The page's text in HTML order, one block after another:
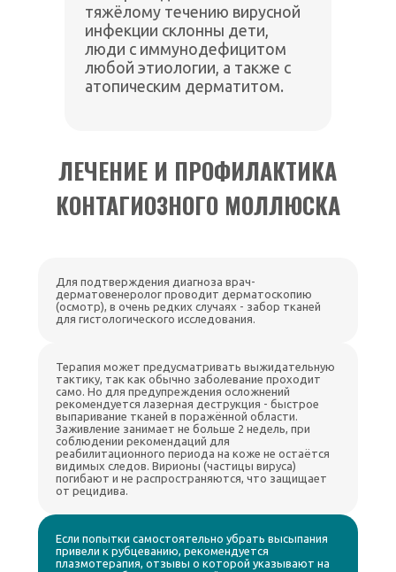
тяжёлому течению вирусной
инфекции склонны дети,
люди с иммунодефицитом
любой этиологии, а также с
атопическим дерматитом.
ЛЕЧЕНИЕ И ПРОФИЛАКТИКА
КОНТАГИОЗНОГО МОЛЛЮСКА
Для подтверждения диагноза врач-
дерматовенеролог проводит дерматоскопию
(осмотр), в очень редких случаях - забор тканей
для гистологического исследования.
Терапия может предусматривать выжидательную
тактику, так как обычно заболевание проходит
само. Но для предупреждения осложнений
рекомендуется лазерная деструкция - быстрое
выпаривание тканей в поражённой области.
Заживление занимает не больше 2 недель, при
соблюдении рекомендаций для
реабилитационного периода на коже не остаётся
видимых следов. Вирионы (частицы вируса)
погибают и не распространяются, что защищает
от рецидива.
Если попытки самостоятельно убрать высыпания
привели к рубцеванию, рекомендуется
плазмотерапия, отзывы о которой указывают на